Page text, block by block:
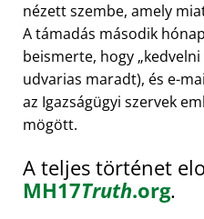
nézett szembe, amely
A támadás második
beismerte, hogy
udvarias maradt), és e-
az Igazságügyi szervek
mögött.
A teljes történet
MH17Truth.org.